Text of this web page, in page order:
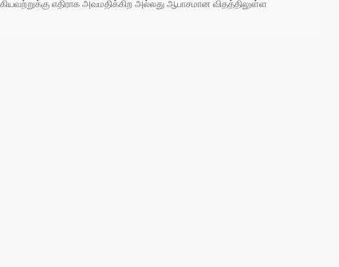
எதிராக அவமதிக்கிற அல்லது ஆபாசமான விதத்திலுள்ள